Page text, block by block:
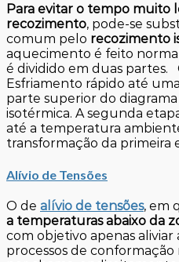
Para evitar o tempo muito
recozimento, pode-se
comum pelo recozimento
aquecimento é feito
é dividido em duas partes.
Esfriamento rápido até
parte superior do
isotérmica. A segunda
até a temperatura
transformação da primeira
Alívio de Tensões
O de alívio de tensões, em
a temperaturas abaixo da
com objetivo apenas aliviar
processos de